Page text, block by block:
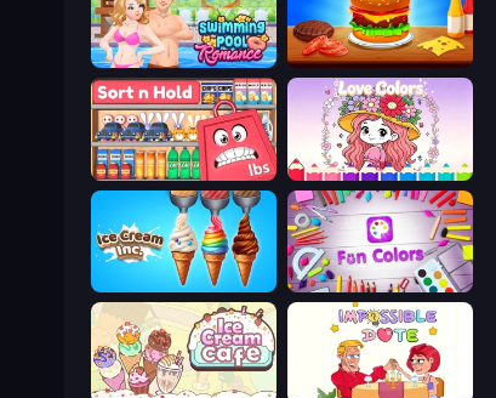
Swimming Pool Romance Burger Cafe
Sort n Hold Love Colors
Ice Cream Inc. Fun Colors